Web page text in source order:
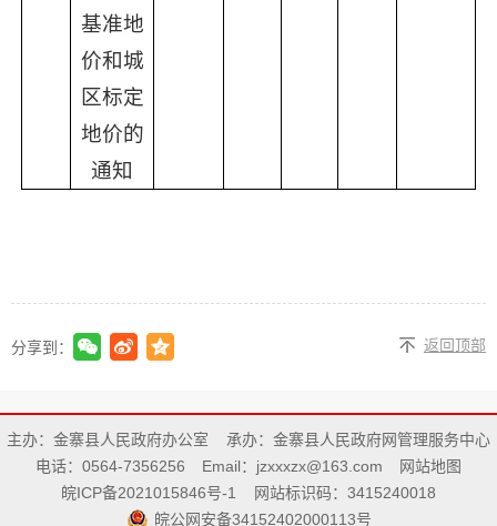
基准地
价和城
区标定
地价的
通知
分享到： 返回顶部
主办：金寨县人民政府办公室
承办：金寨县人民政府网管理服务中心
电话：0564-7356256
Email：jzxxxzx@163.com
网站地图
皖ICP备2021015846号-1
网站标识码：3415240018
皖公网安备34152402000113号